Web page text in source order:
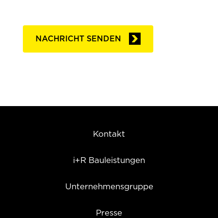
unmittelbarer Nähe lädt zu schönen
Spaziergängen ein.
NACHRICHT SENDEN
Kontakt
i+R Bauleistungen
Unternehmensgruppe
Presse